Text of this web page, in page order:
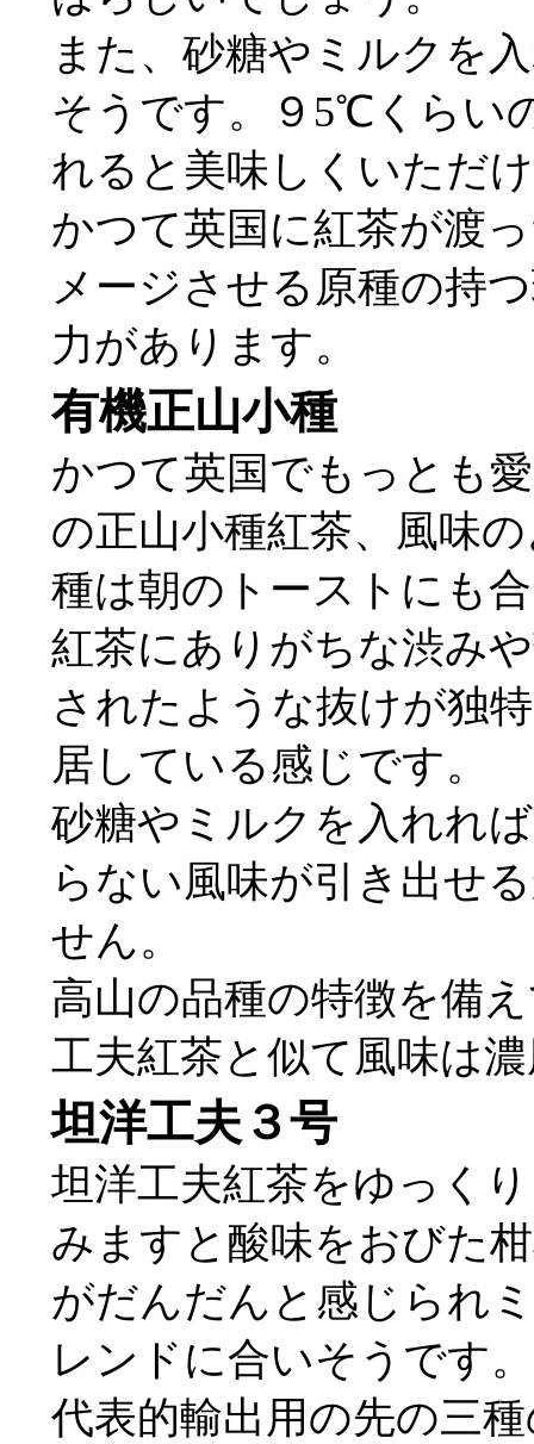
また、砂糖やミルクを
そうです。９5℃くらい
れると美味しくいただ
かつて英国に紅茶が渡
メージさせる原種の持
力があります。
有機正山小種
かつて英国でもっとも
の正山小種紅茶、風味
種は朝のトーストにも
紅茶にありがちな渋み
されたような抜けが独
居している感じです。
砂糖やミルクを入れれ
らない風味が引き出せ
せん。
高山の品種の特徴を備
工夫紅茶と似て風味は
坦洋工夫３号
坦洋工夫紅茶をゆっく
みますと酸味をおびた
がだんだんと感じられ
レンドに合いそうです。
代表的輸出用の先の三